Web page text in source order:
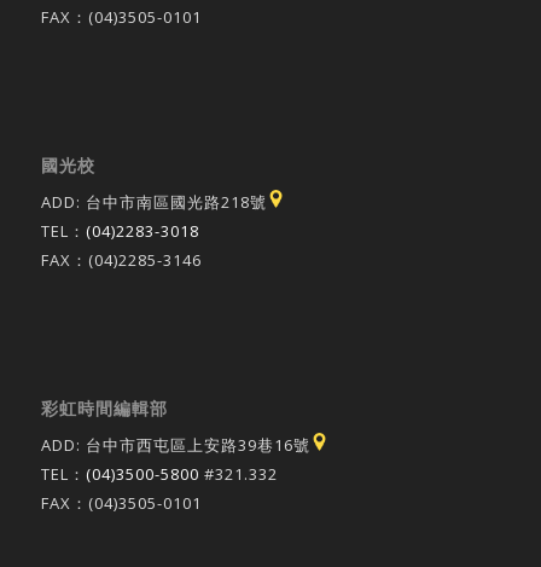
FAX：(04)3505-0101
國光校
ADD: 台中市南區國光路218號
TEL： (04)2283-3018
FAX：(04)2285-3146
彩虹時間編輯部
ADD: 台中市西屯區上安路39巷16號
TEL： (04)3500-5800 #321.332
FAX：(04)3505-0101